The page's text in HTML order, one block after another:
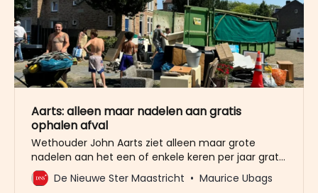
Aarts: alleen maar nadelen aan gratis
ophalen afval
Wethouder John Aarts ziet alleen maar grote
nadelen aan het een of enkele keren per jaar gratis
ophalen van grof vuil in de wijken. Hoewel hij in zijn
bewoordingen diplomatiek blijft, blijkt dat hij de
De Nieuwe Ster Maastricht Maurice Ubags